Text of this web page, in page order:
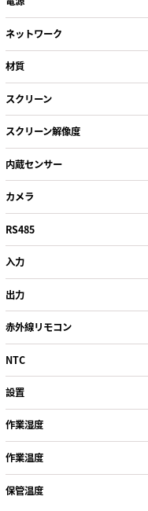
ネットワーク
材質
スクリーン
スクリーン解像度
内蔵センサー
カメラ
RS485
入力
出力
赤外線リモコン
NTC
設置
作業湿度
作業温度
保管温度